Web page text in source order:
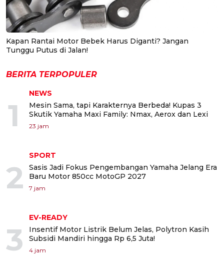
Kapan Rantai Motor Bebek Harus Diganti? Jangan
Tunggu Putus di Jalan!
BERITA TERPOPULER
1
NEWS
Mesin Sama, tapi Karakternya Berbeda! Kupas 3
Skutik Yamaha Maxi Family: Nmax, Aerox dan Lexi
23 jam
2
SPORT
Sasis Jadi Fokus Pengembangan Yamaha Jelang Era
Baru Motor 850cc MotoGP 2027
7 jam
3
EV-READY
Insentif Motor Listrik Belum Jelas, Polytron Kasih
Subsidi Mandiri hingga Rp 6,5 Juta!
4 jam